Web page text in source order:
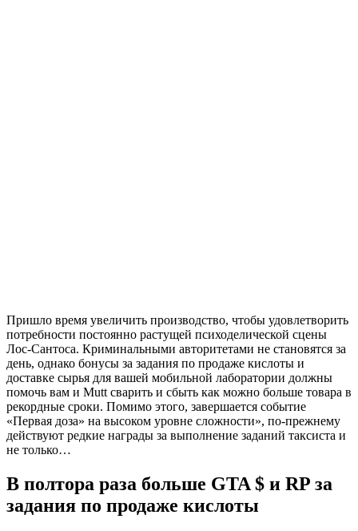
Пришло время увеличить производство, чтобы удовлетворить
потребности постоянно растущей психоделической сцены
Лос-Сантоса. Криминальными авторитетами не становятся за
день, однако бонусы за задания по продаже кислоты и
доставке сырья для вашей мобильной лаборатории должны
помочь вам и Mutt сварить и сбыть как можно больше товара в
рекордные сроки. Помимо этого, завершается событие
«Первая доза» на высоком уровне сложности», по-прежнему
действуют редкие награды за выполнение заданий таксиста и
не только…
В полтора раза больше GTA $ и RP за
задания по продаже кислоты